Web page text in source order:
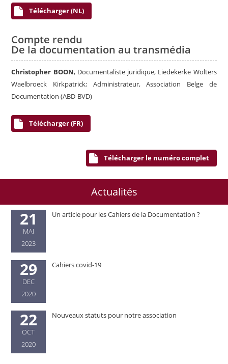
Télécharger (NL)
Compte rendu
De la documentation au transmédia
Christopher BOON, Documentaliste juridique, Liedekerke Wolters
Waelbroeck Kirkpatrick; Administrateur, Association Belge de
Documentation (ABD-BVD)
Télécharger (FR)
Télécharger le numéro complet
Actualités
21
MAI
2023
Un article pour les Cahiers de la Documentation ?
29
DEC
2020
Cahiers covid-19
22
OCT
2020
Nouveaux statuts pour notre association